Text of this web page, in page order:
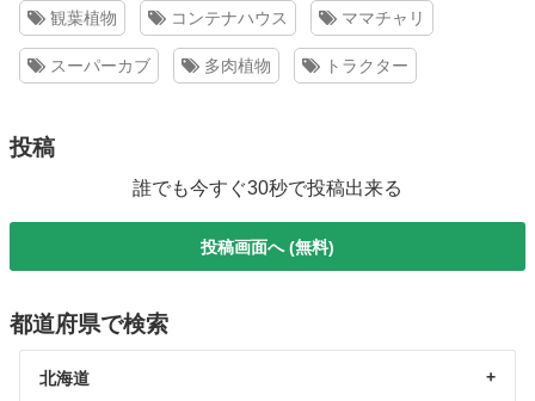
観葉植物 コンテナハウス ママチャリ
スーパーカブ 多肉植物 トラクター
投稿
誰でも今すぐ30秒で投稿出来る
投稿画面へ (無料)
都道府県で検索
北海道